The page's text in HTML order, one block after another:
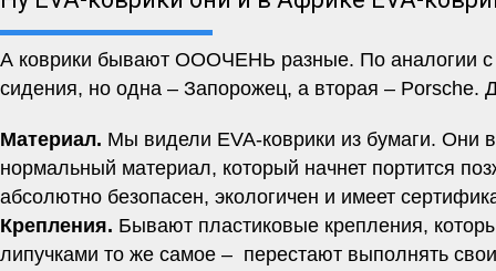
А коврики бывают ОООЧЕНЬ разные. По аналогии с
сидения, но одна – Запорожец, а вторая – Porsche.
Материал. Мы видели EVA-коврики из бумаги. Они
нормальный материал, который начнет портится
абсолютно безопасен, экологичен и имеет
Крепления. Бывают пластиковые крепления,
липучками то же самое – перестают выполнять